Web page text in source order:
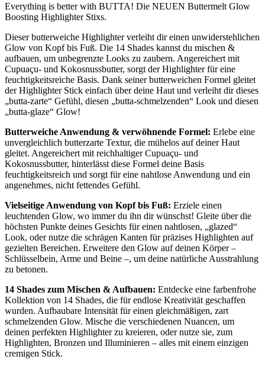
Everything is better with BUTTA! Die NEUEN Buttermelt Glow
Boosting Highlighter Stixs.
Dieser butterweiche Highlighter verleiht dir einen unwiderstehlichen
Glow von Kopf bis Fuß. Die 14 Shades kannst du mischen &
aufbauen, um unbegrenzte Looks zu zaubern. Angereichert mit
Cupuaçu- und Kokosnussbutter, sorgt der Highlighter für eine
feuchtigkeitsreiche Basis. Dank seiner butterweichen Formel gleitet
der Highlighter Stick einfach über deine Haut und verleiht dir dieses
„butta-zarte“ Gefühl, diesen „butta-schmelzenden“ Look und diesen
„butta-glaze“ Glow!
Butterweiche Anwendung & verwöhnende Formel: Erlebe eine
unvergleichlich butterzarte Textur, die mühelos auf deiner Haut
gleitet. Angereichert mit reichhaltiger Cupuaçu- und
Kokosnussbutter, hinterlässt diese Formel deine Basis
feuchtigkeitsreich und sorgt für eine nahtlose Anwendung und ein
angenehmes, nicht fettendes Gefühl.
Vielseitige Anwendung von Kopf bis Fuß: Erziele einen
leuchtenden Glow, wo immer du ihn dir wünschst! Gleite über die
höchsten Punkte deines Gesichts für einen nahtlosen, „glazed“
Look, oder nutze die schrägen Kanten für präzises Highlighten auf
gezielten Bereichen. Erweitere den Glow auf deinen Körper –
Schlüsselbein, Arme und Beine –, um deine natürliche Ausstrahlung
zu betonen.
14 Shades zum Mischen & Aufbauen: Entdecke eine farbenfrohe
Kollektion von 14 Shades, die für endlose Kreativität geschaffen
wurden. Aufbaubare Intensität für einen gleichmäßigen, zart
schmelzenden Glow. Mische die verschiedenen Nuancen, um
deinen perfekten Highlighter zu kreieren, oder nutze sie, zum
Highlighten, Bronzen und Illuminieren – alles mit einem einzigen
cremigen Stick.